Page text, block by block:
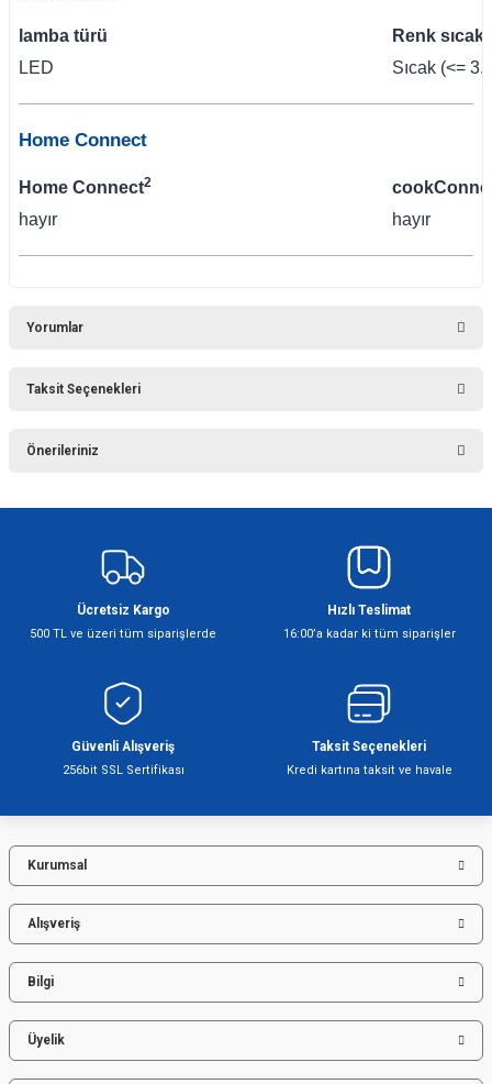
lamba türü
LED
Renk
Sıcak (<=
Home Connect
Home Connect2
hayır
hayır
Yorumlar
Taksit Seçenekleri
Önerileriniz
Görüş ve önerileriniz için teşekkür ederiz.
Ürün resmi kalitesiz, bozuk veya görüntülenemiyor.
Ürün bilgilerinde hatalar bulunuyor.
Ürün fiyatı diğer sitelerden daha pahalı.
Bu ürüne benzer farklı alternatifler olmalı.
Gönder
Ücretsiz Kargo
500 TL ve üzeri tüm siparişlerde
Hızlı Teslimat
16:00’a kadar ki tüm siparişler
Güvenli Alışveriş
256bit SSL Sertifikası
Taksit Seçenekleri
Kredi kartına taksit ve havale
Kurumsal
Alışveriş
Bilgi
Üyelik